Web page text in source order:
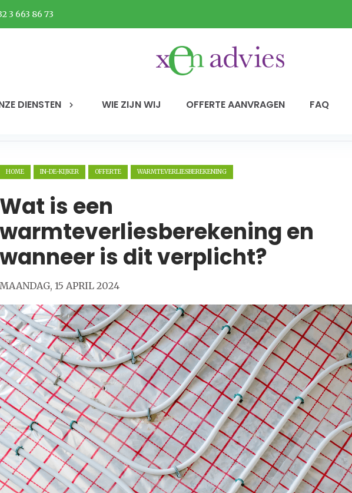
3 663 86 73
DIENSTEN WIE ZIJN WIJ OFFERTE AANVRAGEN FAQ
HOME IN-DE-KIJKER OFFERTE WARMTEVERLIESBEREKENING
Wat is een
warmteverliesberekening en
wanneer is dit verplicht?
MAANDAG, 15 APRIL 2024